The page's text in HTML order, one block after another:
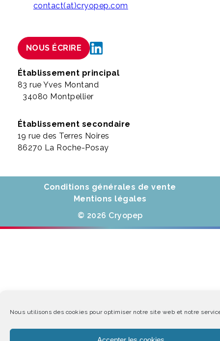
Nous utilisons des cookies pour optimiser notre site web et notre
contact(at)cryopep.com
NOUS ÉCRIRE
Établissement principal
83 rue Yves Montand
34080 Montpellier
Établissement secondaire
19 rue des Terres Noires
86270 La Roche-Posay
Conditions générales de vente
Mentions légales
© 2026 Cryopep